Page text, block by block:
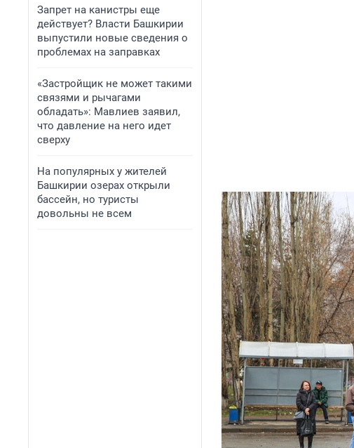
Запрет на канистры еще
действует? Власти Башкирии
выпустили новые сведения о
проблемах на заправках
«Застройщик не может такими
связями и рычагами
обладать»: Мавлиев заявил,
что давление на него идет
сверху
На популярных у жителей
Башкирии озерах открыли
бассейн, но туристы
довольны не всем